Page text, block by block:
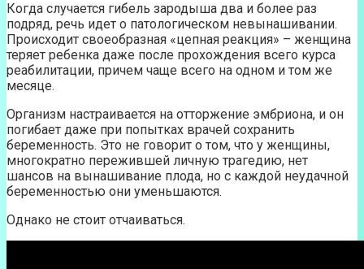
Когда случается гибель зародыша два и более раз
подряд, речь идет о патологическом невынашивании.
Происходит своеобразная «цепная реакция» – женщина
теряет ребенка даже после прохождения всего курса
реабилитации, причем чаще всего на одном и том же
месяце.
Организм настраивается на отторжение эмбриона, и он
погибает даже при попытках врачей сохранить
беременность. Это не говорит о том, что у женщины,
многократно пережившей личную трагедию, нет
шансов на вынашивание плода, но с каждой неудачной
беременностью они уменьшаются.
Однако не стоит отчаиваться.